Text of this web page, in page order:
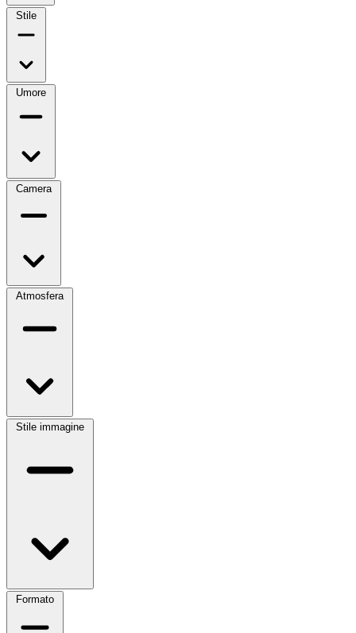
Stile
Umore
Camera
Atmosfera
Stile immagine
Formato